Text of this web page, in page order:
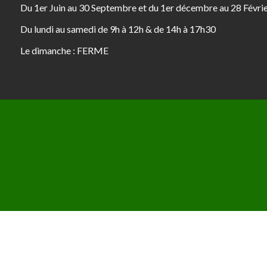
Du 1er Juin au 30 Septembre et du 1er décembre au 28
Du lundi au samedi de 9h à 12h & de 14h à 17h30
Le dimanche : FERME